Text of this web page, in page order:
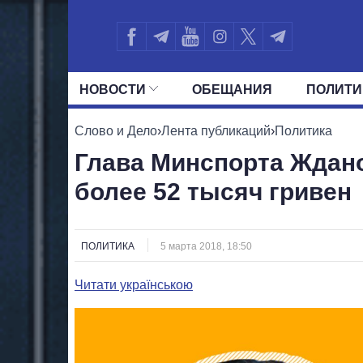
НОВОСТИ ОБЕЩАНИЯ
ВСЕ ПОЛИТИКИ ПРЕЗИДЕНТ И
Слово и Дело›Лента публикаций›Политика
Глава Минспорта
более 52 тысяч гривен
ПОЛИТИКА 5 марта 2018, 18:50
Читати українською